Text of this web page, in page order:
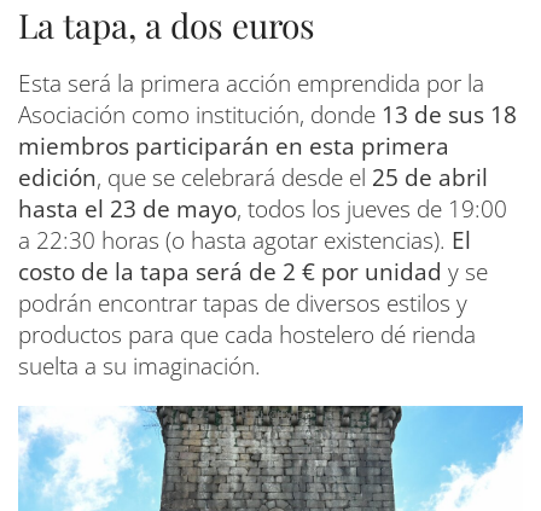
La tapa, a dos euros
Esta será la primera acción emprendida por la
Asociación como institución, donde 13 de sus 18
miembros participarán en esta primera
edición, que se celebrará desde el 25 de abril
hasta el 23 de mayo, todos los jueves de 19:00
a 22:30 horas (o hasta agotar existencias). El
costo de la tapa será de 2 € por unidad y se
podrán encontrar tapas de diversos estilos y
productos para que cada hostelero dé rienda
suelta a su imaginación.